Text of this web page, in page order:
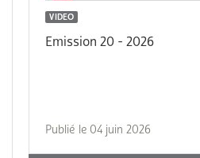
VIDEO
Emission 20 - 2026
Publié le 04 juin 2026